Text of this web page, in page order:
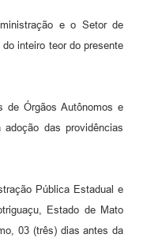
e o Setor de
inteiro teor do presente
de Órgãos Autônomos e
adoção das providências
Pública Estadual e
Estado de Mato
03 (três) dias antes da